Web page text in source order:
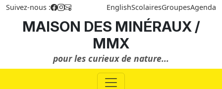
Suivez-nous : EnglishScolairesGroupesAgenda
MAISON DES MINÉRAUX /
MMX
pour les curieux de nature...